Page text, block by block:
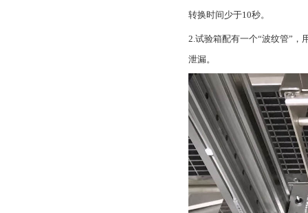
转换时间少于10秒。
2.试验箱配有一个“波纹管”
泄漏。